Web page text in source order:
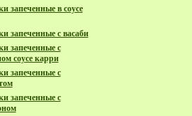
в соусе
с васаби
запеченные с
соусе карри
запеченные с
запеченные с